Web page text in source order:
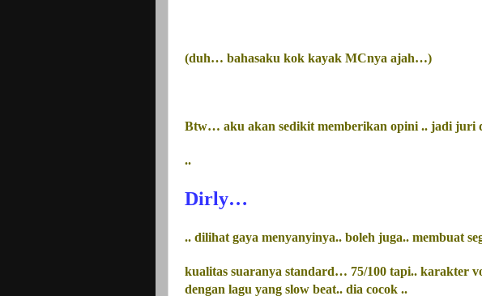
(duh… bahasaku kok kayak MCnya ajah…)
Btw… aku akan sedikit memberikan opini .. jadi juri
..
Dirly…
.. dilihat gaya menyanyinya.. boleh juga.. membuat
kualitas suaranya standard… 75/100 tapi.. karakter
dengan lagu yang slow beat.. dia cocok ..